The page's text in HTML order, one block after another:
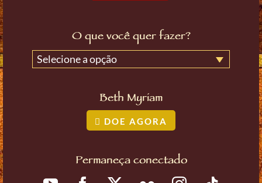
O que você quer fazer?
Selecione a opção
Beth Myriam
DOE AGORA
Permaneça conectado